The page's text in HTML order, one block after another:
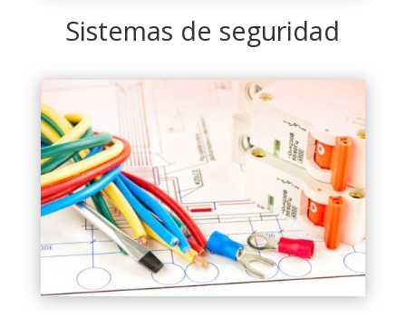
Sistemas de seguridad